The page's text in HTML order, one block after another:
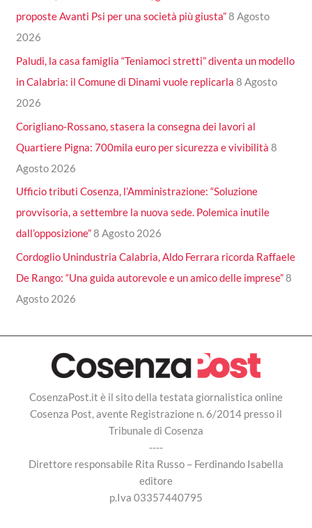
proposte Avanti Psi per una società più giusta”8 Agosto
2026
Paludi, la casa famiglia “Teniamoci stretti” diventa un modello
in Calabria: il Comune di Dinami vuole replicarla 8 Agosto
2026
Corigliano-Rossano, stasera la consegna dei lavori al
Quartiere Pigna: 700mila euro per sicurezza e vivibilità 8
Agosto 2026
Ufficio tributi Cosenza, l’Amministrazione: “Soluzione
provvisoria, a settembre la nuova sede. Polemica inutile
dall’opposizione”8 Agosto 2026
Cordoglio Unindustria Calabria, Aldo Ferrara ricorda Raffaele
De Rango: “Una guida autorevole e un amico delle imprese”8
Agosto 2026
CosenzaPost.it è il sito della testata giornalistica online
Cosenza Post, avente Registrazione n. 6/2014 presso il
Tribunale di Cosenza
----
Direttore responsabile Rita Russo – Ferdinando Isabella
editore
p.Iva 03357440795